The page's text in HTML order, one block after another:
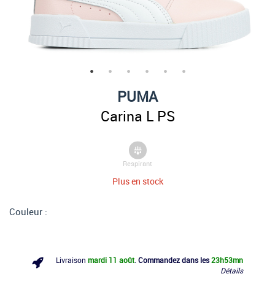
PUMA
Carina L PS
Respirant
Plus en stock
Couleur :
Livraison mardi 11 août Commandez dans les23h53mn
Détails